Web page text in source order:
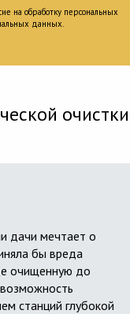
на обработку персональных
данных.
очистки
дачи мечтает о
бы вреда
очищенную до
станций глубокой